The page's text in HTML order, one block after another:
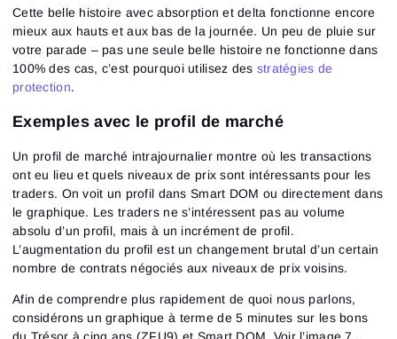
Cette belle histoire avec absorption et delta fonctionne encore
mieux aux hauts et aux bas de la journée. Un peu de pluie sur
votre parade – pas une seule belle histoire ne fonctionne dans
100% des cas, c’est pourquoi utilisez des stratégies de
protection.
Exemples avec le profil de marché
Un profil de marché intrajournalier montre où les transactions
ont eu lieu et quels niveaux de prix sont intéressants pour les
traders. On voit un profil dans Smart DOM ou directement dans
le graphique. Les traders ne s’intéressent pas au volume
absolu d’un profil, mais à un incrément de profil.
L’augmentation du profil est un changement brutal d’un certain
nombre de contrats négociés aux niveaux de prix voisins.
Afin de comprendre plus rapidement de quoi nous parlons,
considérons un graphique à terme de 5 minutes sur les bons
du Trésor à cinq ans (ZFU9) et Smart DOM. Voir l’image 7.